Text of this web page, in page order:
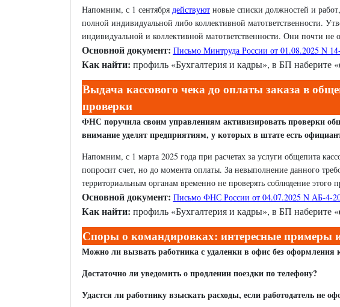
Напомним, с 1 сентября действуютновые списки должностей и
полной индивидуальной либо коллективной матответственности.
индивидуальной и коллективной матответственности. Они почти не
Основной документ: Письмо Минтруда России от 01.08.2025 N
Как найти: профиль «Бухгалтерия и кадры», в БП наберите «
Выдача кассового чека до оплаты заказа в
проверки
ФНС поручила своим управлениям активизировать проверки
внимание уделят предприятиям, у которых в штате есть
Напомним, с 1 марта 2025 года при расчетах за услуги общепита
попросит счет, но до момента оплаты. За невыполнение данного
территориальным органам временно не проверять соблюдение этого
Основной документ: Письмо ФНС России от 04.07.2025 N АБ-4-
Как найти: профиль «Бухгалтерия и кадры», в БП наберите «
Споры о командировках: интересные примеры
Можно ли вызвать работника с удаленки в офис без оформления
Достаточно ли уведомить о продлении поездки по телефону?
Удастся ли работнику взыскать расходы, если работодатель не